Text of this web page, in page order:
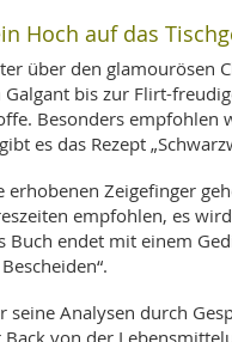
Hoch auf das
über den glamourösen
bis zur Flirt-
Besonders empfohlen
es das Rezept
Zeigefinger
empfohlen, es
Buch endet mit einem
seine Analysen durch
von der